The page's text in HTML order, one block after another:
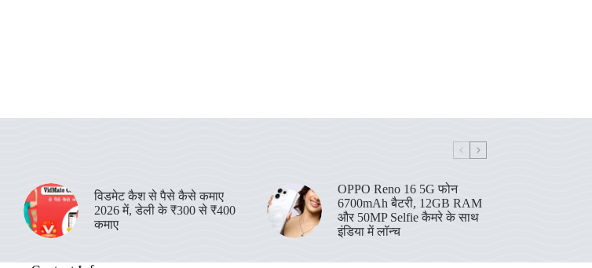
विडमेट कैश से पैसे कैसे कमाए
2026 में, डेली के ₹300 से ₹400
कमाए
OPPO Reno 16 5G फोन
6700mAh बैटरी, 12GB RAM
और 50MP Selfie कैमरे के साथ
इंडिया में लॉन्च